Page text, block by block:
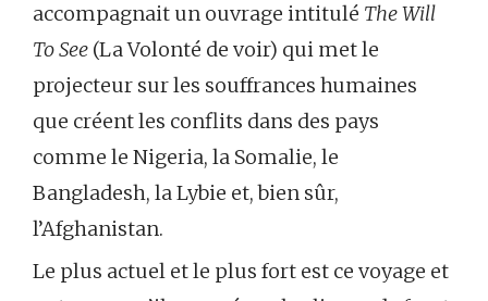
accompagnait un ouvrage intitulé The Will
To See (La Volonté de voir) qui met le
projecteur sur les souffrances humaines
que créent les conflits dans des pays
comme le Nigeria, la Somalie, le
Bangladesh, la Lybie et, bien sûr,
l’Afghanistan.
Le plus actuel et le plus fort est ce voyage et